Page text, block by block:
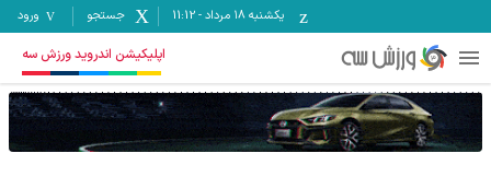
یکشنبه ۱۸ مرداد -
11:12 جستجو ورود
اپلیکیشن اندروید ورزش سه